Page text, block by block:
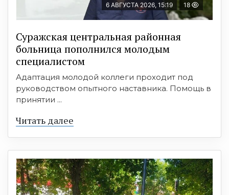
6 АВГУСТА 2026, 15:19 18
Суражская центральная районная
больница пополнился молодым
специалистом
Адаптация молодой коллеги проходит под
руководством опытного наставника. Помощь в
принятии ...
Читать далее